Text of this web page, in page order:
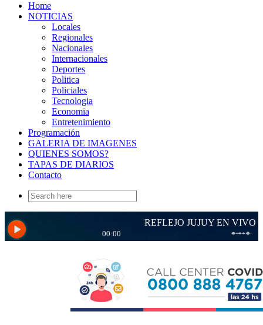
Home
NOTICIAS
Locales
Regionales
Nacionales
Internacionales
Deportes
Politica
Policiales
Tecnologia
Economia
Entretenimiento
Programación
GALERIA DE IMAGENES
QUIENES SOMOS?
TAPAS DE DIARIOS
Contacto
Search
for: